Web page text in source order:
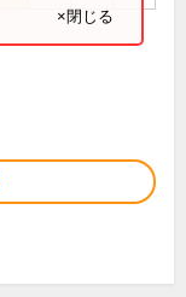
×閉じる